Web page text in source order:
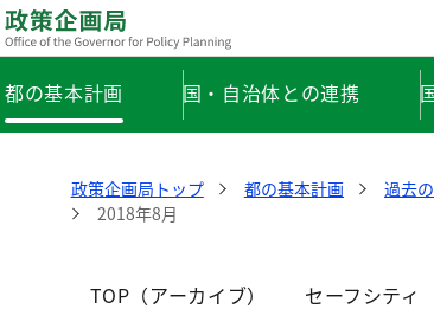
都の基本計画 国・自治体との連携
政策企画局トップ 都の基本計画 過去
2018年8月
TOP（アーカイブ） セーフシティ